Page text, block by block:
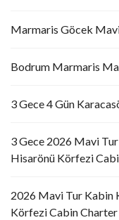
Marmaris Göcek
Bodrum Marmaris
3 Gece 4 Gün
3 Gece 2026 Mavi
Hisarönü Körfezi
2026 Mavi Tur Kabin
Körfezi Cabin Charter